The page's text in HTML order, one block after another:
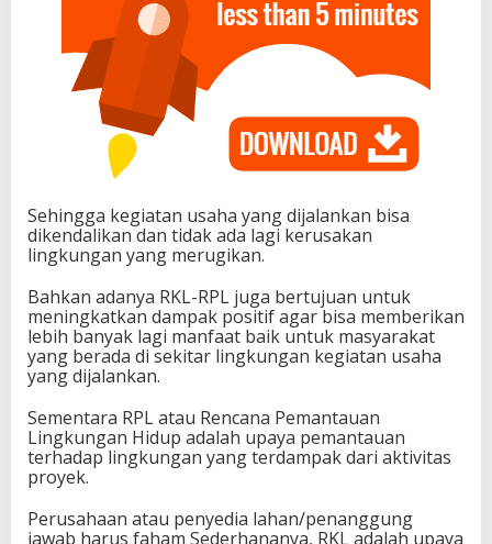
Sehingga kegiatan usaha yang dijalankan bisa
dikendalikan dan tidak ada lagi kerusakan
lingkungan yang merugikan.
Bahkan adanya RKL-RPL juga bertujuan untuk
meningkatkan dampak positif agar bisa memberikan
lebih banyak lagi manfaat baik untuk masyarakat
yang berada di sekitar lingkungan kegiatan usaha
yang dijalankan.
Sementara RPL atau Rencana Pemantauan
Lingkungan Hidup adalah upaya pemantauan
terhadap lingkungan yang terdampak dari aktivitas
proyek.
Perusahaan atau penyedia lahan/penanggung
jawab harus faham Sederhananya, RKL adalah upaya